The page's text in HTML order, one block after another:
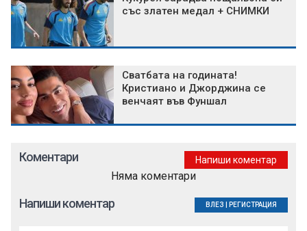
със златен медал + СНИМКИ
Сватбата на годината!
Кристиано и Джорджина се
венчаят във Фуншал
Коментари Напиши коментар
Няма коментари
Напиши коментар ВЛЕЗ РЕГИСТРАЦИЯ